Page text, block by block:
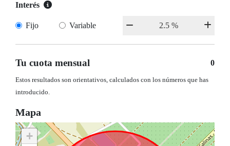
Interés
Fijo Variable
Tu cuota mensual 0
Estos resultados son orientativos, calculados con los números que has
introducido.
Mapa
+